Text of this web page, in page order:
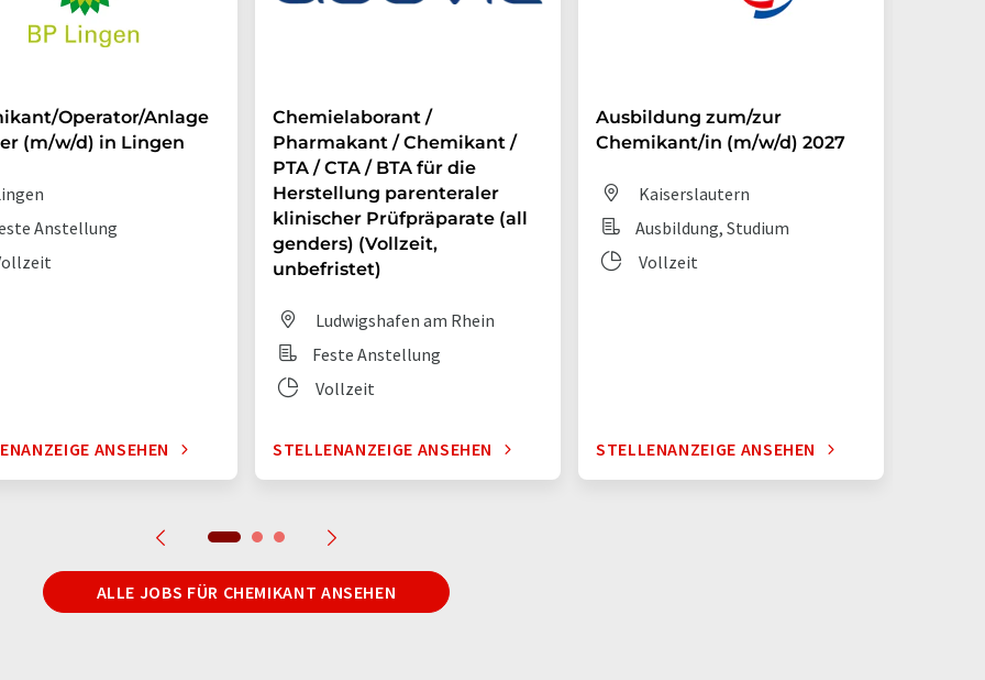
Operator/Anlage
(m/w/d) in Lingen
Anstellung
ANSEHEN
Chemielaborant /
Pharmakant / Chemikant /
PTA / CTA / BTA für die
Herstellung parenteraler
klinischer Prüfpräparate (all
genders) (Vollzeit,
unbefristet)
Ludwigshafen am Rhein
Feste Anstellung
Vollzeit
STELLENANZEIGE ANSEHEN
Ausbildung zum/zur
Chemikant/in (m/w/d) 2027
Kaiserslautern
Ausbildung, Studium
Vollzeit
STELLENANZEIGE ANSEHEN
ALLE JOBS FÜR CHEMIKANT ANSEHEN